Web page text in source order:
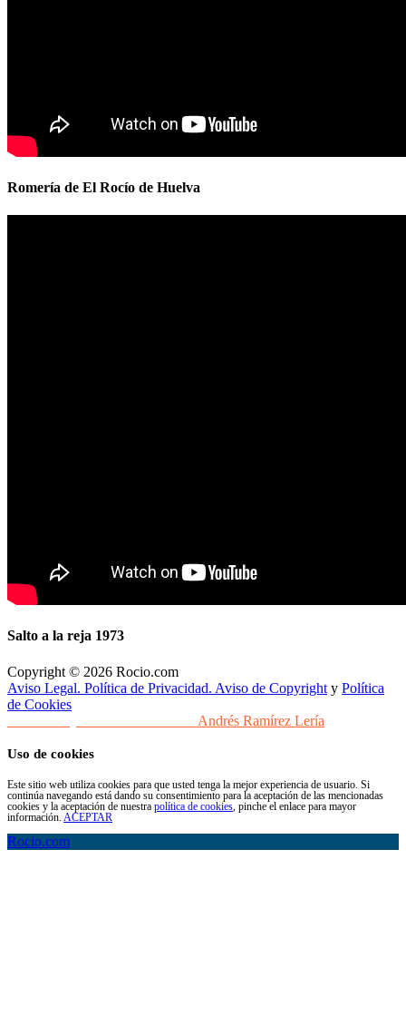
Romería de El Rocío de Huelva
Salto a la reja 1973
Copyright © 2026 Rocio.com
Aviso Legal. Política de Privacidad. Aviso de Copyright y Política
de Cookies
Andrés Ramírez Lería
Uso de cookies
Este sitio web utiliza cookies para que usted tenga la mejor experiencia de usuario. Si
continúa navegando está dando su consentimiento para la aceptación de las mencionadas
cookies y la aceptación de nuestra política de cookies , pinche el enlace para mayor
información. ACEPTAR
Rocio.com